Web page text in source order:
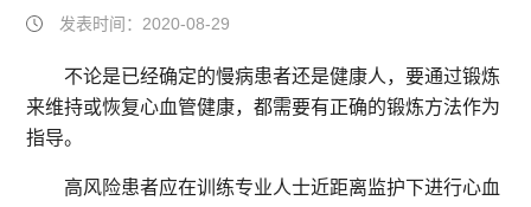
关于我们
发表时间：2020-08-29
不论是已经确定的慢病患者还是健康人，要通过锻炼
来维持或恢复心血管健康，都需要有正确的锻炼方法作为
指导。
高风险患者应在训练专业人士近距离监护下进行心血